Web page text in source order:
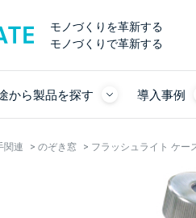
モノづくりを革新する
モノづくりで革新する
から製品を探す 導入事例
関連 > のぞき窓 > フラッシュライト ケー